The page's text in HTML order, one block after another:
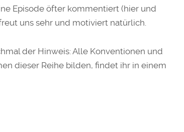
Episode öfter kommentiert (hier und
uns sehr und motiviert natürlich.
der Hinweis: Alle Konventionen und
dieser Reihe bilden, findet ihr in einem